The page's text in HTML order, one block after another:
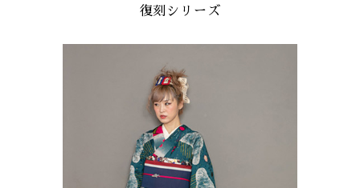
復刻シリーズ